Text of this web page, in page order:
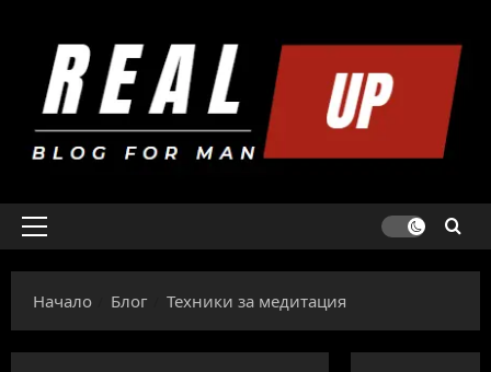
content
Primary
Начало
Блог Техники за медитация